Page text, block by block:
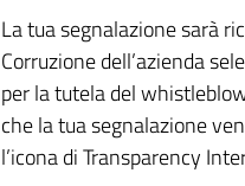
La tua segnalazione sarà
Corruzione dell’azienda
per la tutela del
che la tua segnalazione
l’icona di Transparency